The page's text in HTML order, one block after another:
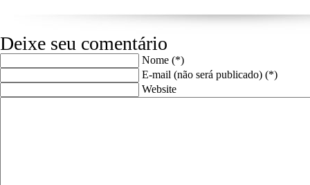
Deixe seu comentário
Nome (*)
E-mail (não será publicado) (*)
Website